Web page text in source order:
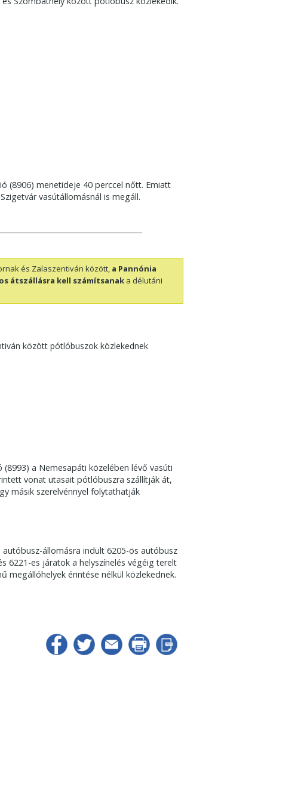
(8906) menetideje 40 perccel nőtt. Emiatt
vasútállomásnál is megáll.
és Zalaszentiván között, a Pannónia
átszállásra kell számítsanaka délutáni
között pótlóbuszok közlekednek
a Nemesapáti közelében lévő vasúti
vonat utasait pótlóbuszra szállítják át,
másik szerelvénnyel folytathatják
állomásra indult 6205-ös autóbusz
6221-es járatok a helyszínelés végéig terelt
megállóhelyek érintése nélkül közlekednek.